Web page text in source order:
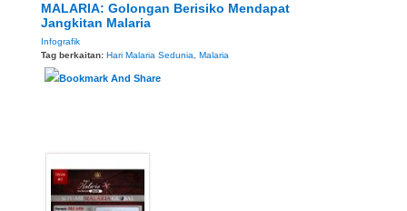
MALARIA: Golongan Berisiko Mendapat
Jangkitan Malaria
Infografik
Tag berkaitan: Hari Malaria Sedunia Malaria